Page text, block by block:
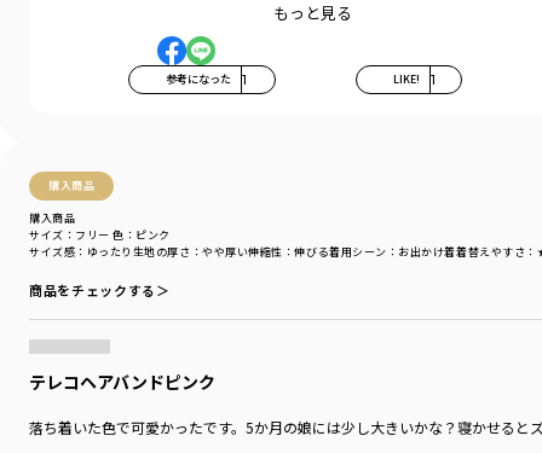
参考になった 1 LIKE! 1
購入商品
購入商品
サイズ感 ：ゆったり 生地の厚さ ：やや厚い伸縮性 ：伸びる着用シーン ：お出かけ着着替えやすさ
サイズ：フリー 色：ピンク
商品をチェックする＞
テレコヘアバンドピンク
落ち着いた色で可愛かったです。5か月の娘には少し大きいかな？寝かせると
伸縮性：あり
透け感：なし
カテゴリ
カラー
商品番号
04-5385-616
もっと見る